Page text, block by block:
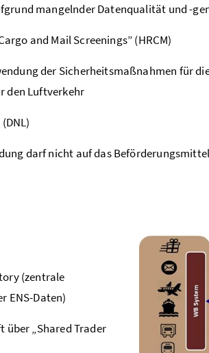
mangelnder Datenqualität und -
and Mail Screenings” (HRCM)
der Sicherheitsmaßnahmen für
den Luftverkehr
darf nicht auf das
(zentrale
ENS-Daten)
„Shared Trader